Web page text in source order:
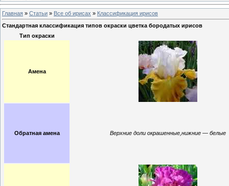
Главная » Статьи » Все об ирисах » Классификация ирисов
Стандартная классификация типов окраски цветка бородатых ирисов
Тип окраски
Амена
Обратная амена Верхние доли окрашенные,нижние — белые